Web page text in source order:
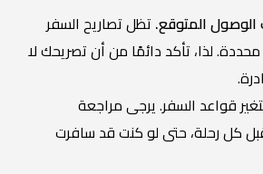
المتوقع. تظل تصاريح السفر
لذا، تأكد دائمًا من أن تصريحك لا
قواعد السفر. يرجى مراجعة
كل رحلة، حتى لو كنت قد سافرت